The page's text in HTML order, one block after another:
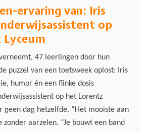
ervaring van: Iris
op
47 leerlingen door hun
puzzel van een toetsweek oplost: Iris
humor én een flinke dosis
op het Lorentz
geen dag hetzelfde. “Het mooiste aan
zonder aarzelen. “Je bouwt een band